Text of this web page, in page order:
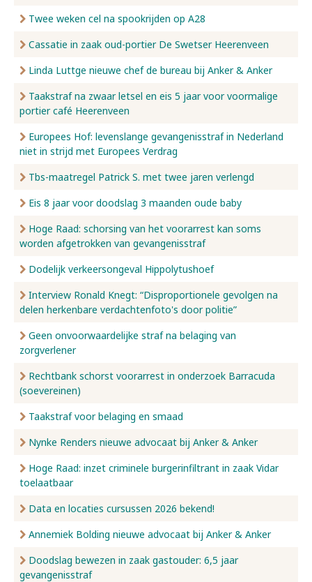
Twee weken cel na spookrijden op A28
Cassatie in zaak oud-portier De Swetser Heerenveen
Linda Luttge nieuwe chef de bureau bij Anker & Anker
Taakstraf na zwaar letsel en eis 5 jaar voor voormalige
portier café Heerenveen
Europees Hof: levenslange gevangenisstraf in Nederland
niet in strijd met Europees Verdrag
Tbs-maatregel Patrick S. met twee jaren verlengd
Eis 8 jaar voor doodslag 3 maanden oude baby
Hoge Raad: schorsing van het voorarrest kan soms
worden afgetrokken van gevangenisstraf
Dodelijk verkeersongeval Hippolytushoef
Interview Ronald Knegt: “Disproportionele gevolgen na
delen herkenbare verdachtenfoto's door politie”
Geen onvoorwaardelijke straf na belaging van
zorgverlener
Rechtbank schorst voorarrest in onderzoek Barracuda
(soevereinen)
Taakstraf voor belaging en smaad
Nynke Renders nieuwe advocaat bij Anker & Anker
Hoge Raad: inzet criminele burgerinfiltrant in zaak Vidar
toelaatbaar
Data en locaties cursussen 2026 bekend!
Annemiek Bolding nieuwe advocaat bij Anker & Anker
Doodslag bewezen in zaak gastouder: 6,5 jaar
gevangenisstraf